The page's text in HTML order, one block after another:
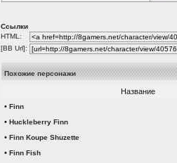
Ссылки
HTML:
[BB Url]:
Похожие персонажи
Название
• Finn
• Huckleberry Finn
• Finn Koupe Shuzette
• Finn Fish